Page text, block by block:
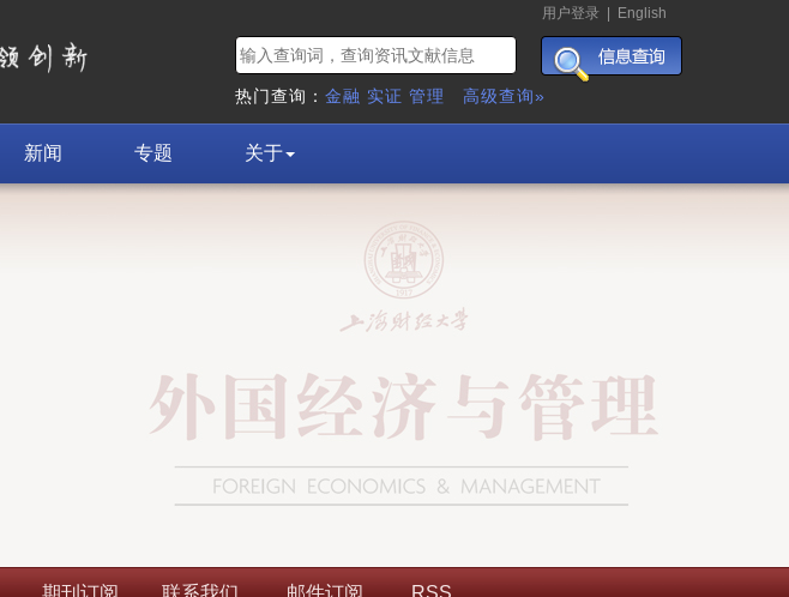
用户登录 English
热门查询： 金融 实证 管理 高级查询»
新闻 专题 关于
期刊订阅 联系我们 邮件订阅 RSS